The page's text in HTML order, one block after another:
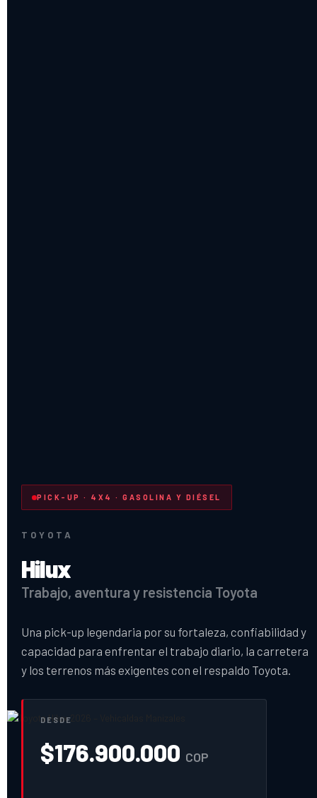
PICK-UP · 4X4 · GASOLINA Y DIÉSEL
TOYOTA
Hilux
Trabajo, aventura y resistencia Toyota
Una pick-up legendaria por su fortaleza, confiabilidad y
capacidad para enfrentar el trabajo diario, la carretera
y los terrenos más exigentes con el respaldo Toyota.
DESDE
$176.900.000 COP